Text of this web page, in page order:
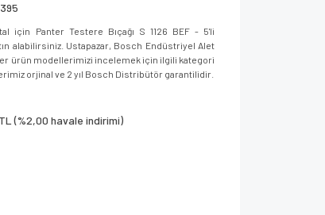
için Panter Testere Bıçağı S 1126 BEF - 5'li
alabilirsiniz. Ustapazar, Bosch Endüstriyel Alet
ürün modellerimizi incelemek için ilgili kategori
orjinal ve 2 yıl Bosch Distribütör garantilidir.
(%2,00 havale indirimi)